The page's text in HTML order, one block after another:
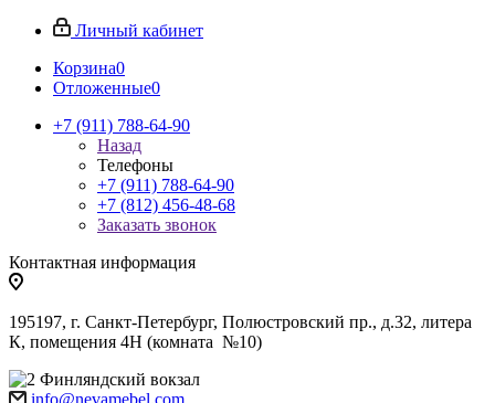
Личный кабинет
Корзина0
Отложенные0
+7 (911) 788-64-90
Назад
Телефоны
+7 (911) 788-64-90
+7 (812) 456-48-68
Заказать звонок
Контактная информация
195197, г. Санкт-Петербург, Полюстровский пр., д.32, литера
К, помещения 4Н (комната №10)
Финляндский вокзал
info@nevamebel.com